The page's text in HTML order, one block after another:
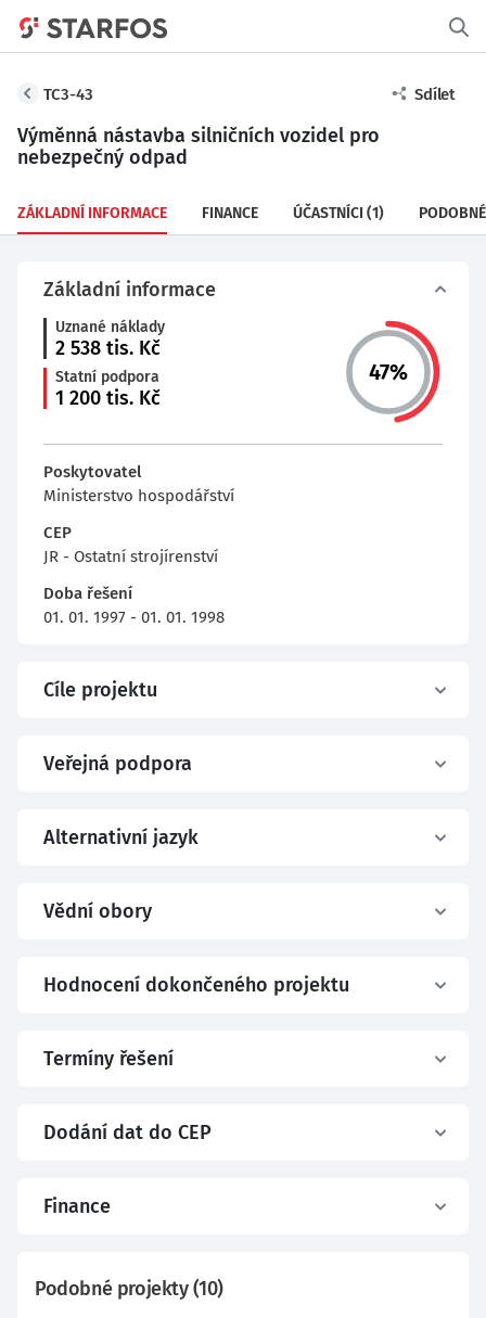
TC3-43 Sdílet
Výměnná nástavba silničních vozidel pro
nebezpečný odpad
ZÁKLADNÍ INFORMACE FINANCE ÚČASTNÍCI (1)
Základní informace
Uznané náklady
2 538 tis. Kč
Statní podpora
1 200 tis. Kč
47%
Poskytovatel
Ministerstvo hospodářství
CEP
JR - Ostatní strojírenství
Doba řešení
01. 01. 1997 - 01. 01. 1998
Cíle projektu
Veřejná podpora
Alternativní jazyk
Vědní obory
Hodnocení dokončeného projektu
Termíny řešení
Dodání dat do CEP
Finance
Podobné projekty(10)